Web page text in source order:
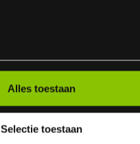
Alles toestaan
Selectie toestaan